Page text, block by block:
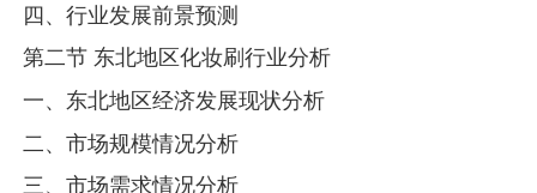
四、行业发展前景预测
第二节 东北地区化妆刷行业分析
一、东北地区经济发展现状分析
二、市场规模情况分析
三、市场需求情况分析